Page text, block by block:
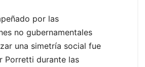
por las
no gubernamentales
una simetría social fue
Porretti durante las